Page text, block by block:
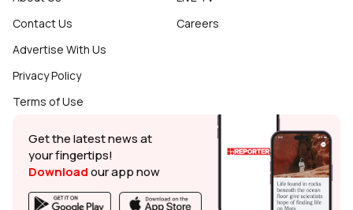
Contact Us
Advertise With Us
Privacy Policy
Terms of Use
Careers
Get the latest news at
your fingertips!
Downloadour app now